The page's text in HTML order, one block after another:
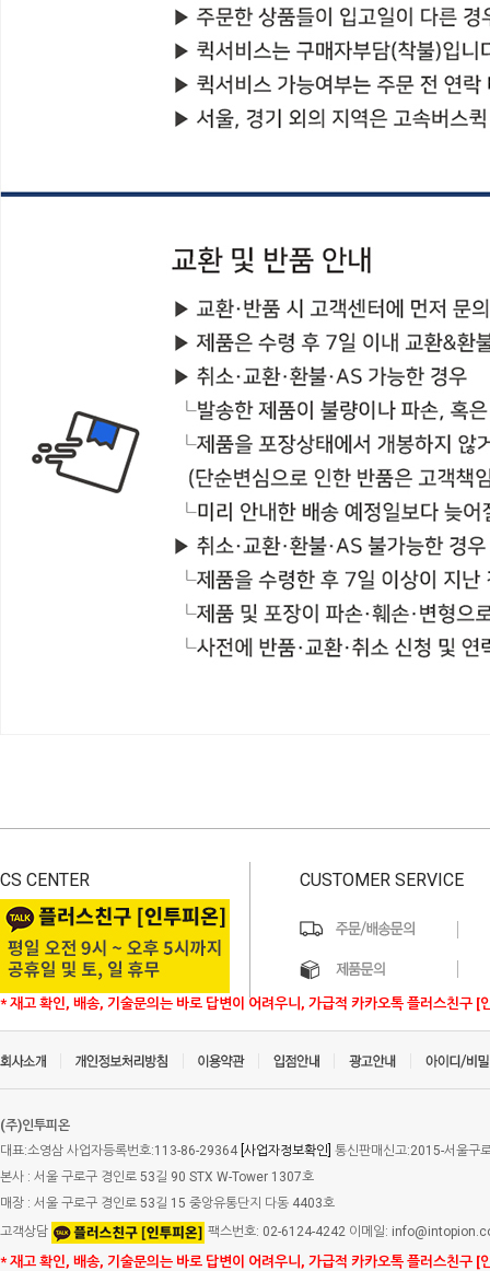
CS CENTER
* 재고 확인, 배송, 기술문의는 바로 답변이 어려우니, 가급적 카카오톡 플러스친구 [
CUSTOMER SERVICE
(주)인투피온
대표:소영삼 사업자등록번호:113-86-29364 [사업자정보확인] 통신판매신고:2015-서울구
본사 : 서울 구로구 경인로 53길 90 STX W-Tower 1307호
매장 : 서울 구로구 경인로 53길 15 중앙유통단지 다동 4403호
고객상담
팩스번호: 02-6124-4242 이메일:
* 재고 확인, 배송, 기술문의는 바로 답변이 어려우니, 가급적 카카오톡 플러스친구 [